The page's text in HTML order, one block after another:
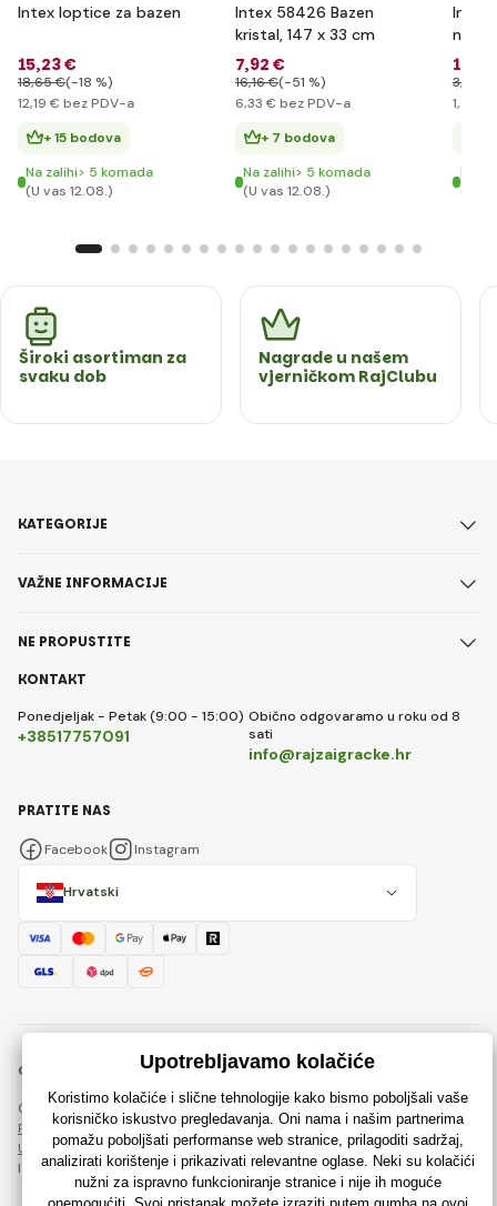
Intex loptice za bazen
15,23 €
18,65 €(-18 %)
12,19 € bez PDV-a
+ 15 bodova
Na zalihi> 5 komada
(U vas 12.08.)
Intex 58426 Bazen
kristal, 147 x 33 cm
7,92 €
16,16 €(-51 %)
6,33 € bez PDV-a
+ 7 bodova
Na zalihi> 5 komada
(U vas 12.08.)
Intex
1
3,02 €
1,46 €
Na
(U
Široki asortiman za
svaku dob
Nagrade u našem
vjerničkom RajClubu
KONTAKT
Ponedjeljak - Petak (9:00 - 15:00)
+38517757091
Obično odgovaramo u roku od 8
sati
info@rajzaigracke.hr
KATEGORIJE
VAŽNE INFORMACIJE
NE PROPUSTITE
Hrvatski
PRATITE NAS
Facebook Instagram
© 2018 - 2026 Rajzaigracke.hr, Sva prava pridržana
Ova stranica je zaštićena reCAPTCHA-om i primjenjuju se
Pravila o zaštiti osobnih podatakatvrtke Google i njihova
Ugovorni uvjeti.
Izrada učinkovitih internetskih trgovina odRIESENIA